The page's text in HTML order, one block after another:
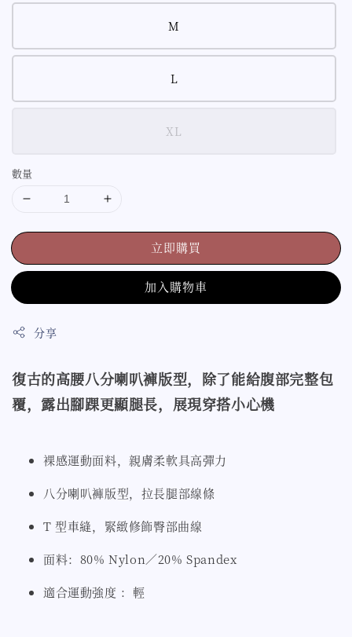
M
L
XL
數量
立即購買
加入購物車
分享
復古的高腰八分喇叭褲版型，除了能給腹部完整包
覆，露出腳踝更顯腿長，展現穿搭小心機
裸感運動面料，親膚柔軟具高彈力
八分喇叭褲版型，拉長腿部線條
T 型車縫，緊緻修飾臀部曲線
面料：80% Nylon／20% Spandex
適合運動強度 ：輕